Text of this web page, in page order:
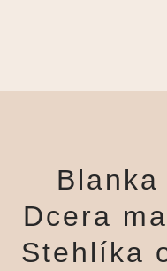
Dcera
Stehlíka